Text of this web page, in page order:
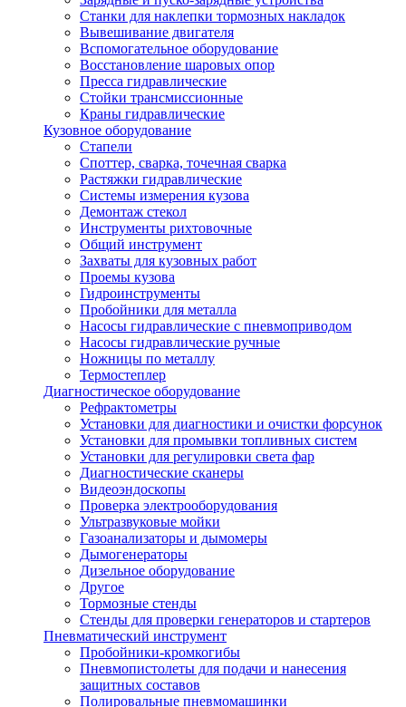
Станки для наклепки тормозных накладок
Вывешивание двигателя
Вспомогательное оборудование
Восстановление шаровых опор
Пресса гидравлические
Стойки трансмиссионные
Краны гидравлические
Кузовное оборудование
Стапели
Споттер, сварка, точечная сварка
Растяжки гидравлические
Системы измерения кузова
Демонтаж стекол
Инструменты рихтовочные
Общий инструмент
Захваты для кузовных работ
Проемы кузова
Гидроинструменты
Пробойники для металла
Насосы гидравлические с пневмоприводом
Насосы гидравлические ручные
Ножницы по металлу
Термостеплер
Диагностическое оборудование
Рефрактометры
Установки для диагностики и очистки форсунок
Установки для промывки топливных систем
Установки для регулировки света фар
Диагностические сканеры
Видеоэндоскопы
Проверка электрооборудования
Ультразвуковые мойки
Газоанализаторы и дымомеры
Дымогенераторы
Дизельное оборудование
Другое
Тормозные стенды
Стенды для проверки генераторов и стартеров
Пневматический инструмент
Пробойники-кромкогибы
Пневмопистолеты для подачи и нанесения
защитных составов
Полировальные пневмомашинки